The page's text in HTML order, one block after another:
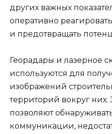
других важных
оперативно
и предотвращать
Георадары и лазерное
используются для
изображений
территорий вокруг них.
позволяют
коммуникации,